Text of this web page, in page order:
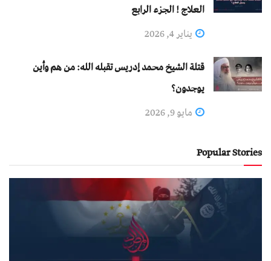
العلاج ! الجزء الرابع
يناير 4, 2026
قتلة الشيخ محمد إدريس تقبله الله: من هم وأين
يوجدون؟
مايو 9, 2026
Popular Stories